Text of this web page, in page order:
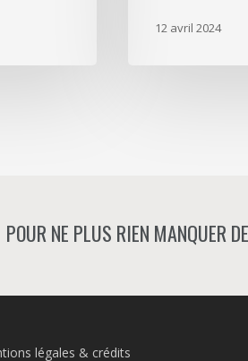
12 avril 2024
POUR NE PLUS RIEN MANQUER
légales & crédits